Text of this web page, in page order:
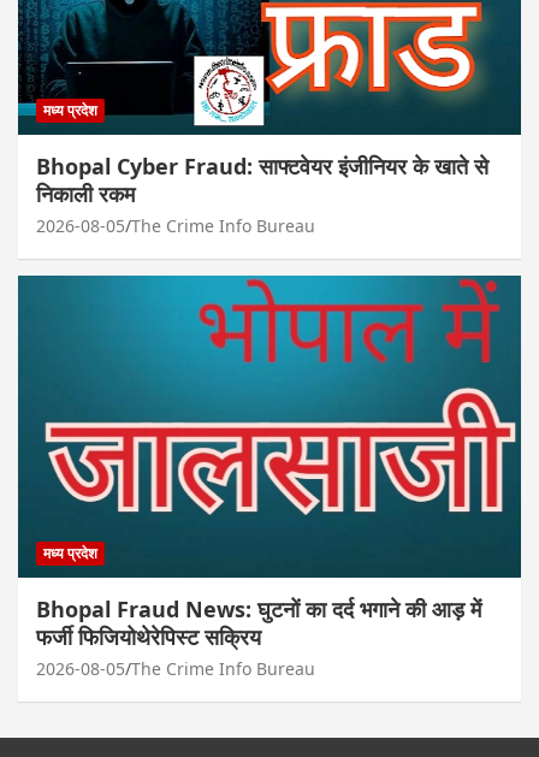
मध्य प्रदेश
Bhopal Cyber Fraud: साफ्टवेयर इंजीनियर के खाते से
निकाली रकम
2026-08-05 The Crime Info Bureau
मध्य प्रदेश
Bhopal Fraud News: घुटनों का दर्द भगाने की आड़ में
फर्जी फिजियोथेरेपिस्ट सक्रिय
2026-08-05 The Crime Info Bureau